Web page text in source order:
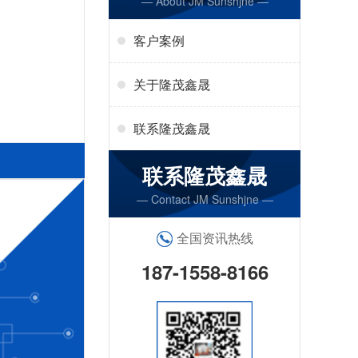
客户案例
关于隆茂鑫晟
联系隆茂鑫晟
联系隆茂鑫晟
— Contact JM Sunshjne —
全国资讯热线
187-1558-8166